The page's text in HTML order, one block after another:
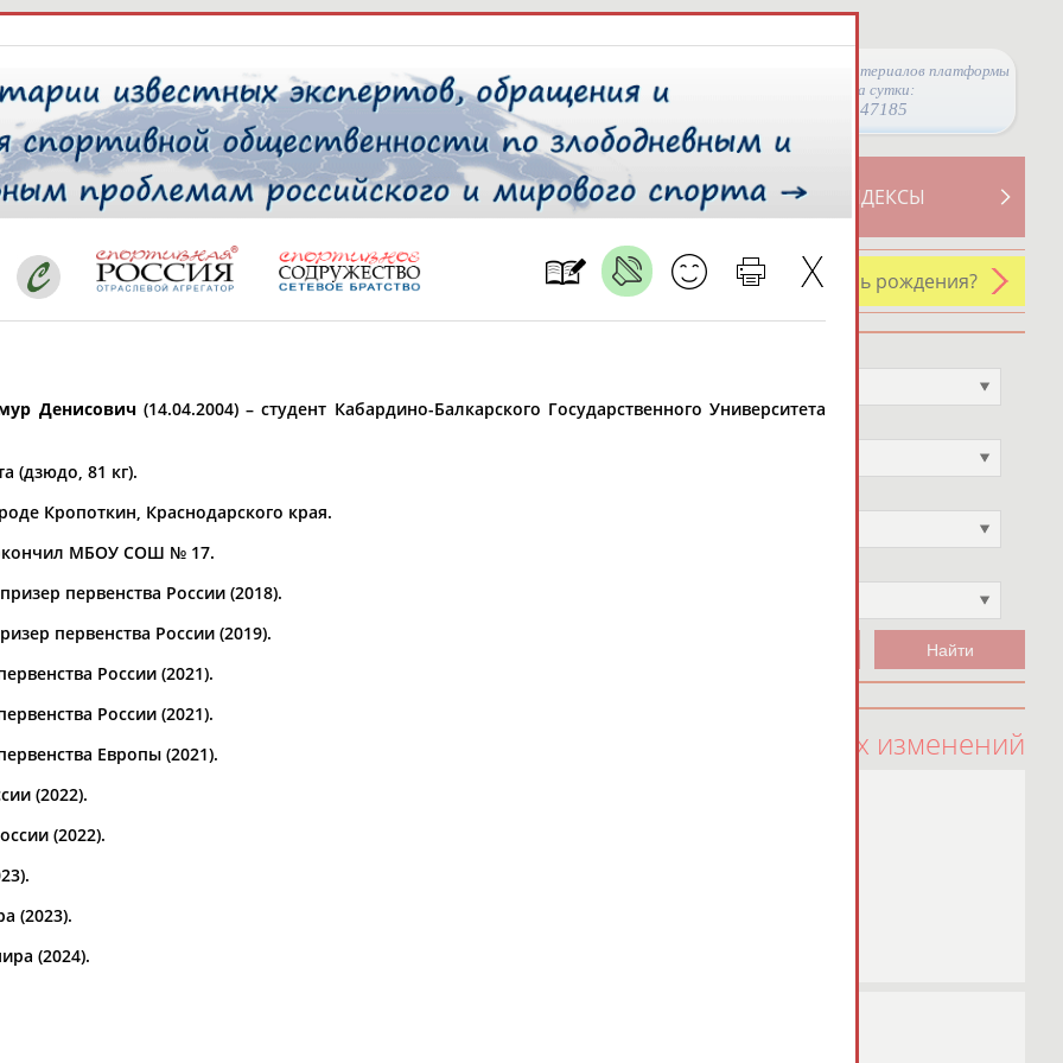
Просмотры материалов платформы
за сутки:
47185
СВОДНЫЕ ИНДЕКСЫ
ТАБЛО АКТИВНОСТИ
РЕСУРСНАЯ ПЛОЩАДКА
У кого сегодня день рождения?
* для действующих спортсменов
выбран
рождения
чч мм год по
100 последних изменений
Денисович(14.04.2004) – студент Кабардино-Балкарского Государственного Университета
(дзюдо, 81 кг).
Кропоткин, Краснодарского края.
МБОУ СОШ № 17.
первенства России (2018).
первенства России (2019).
России (2021).
России (2021).
Европы (2021).
(2022).
(2022).
(2023).
(2024).